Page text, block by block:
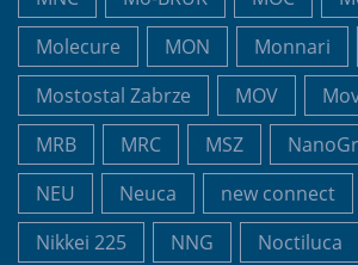
Molecure
MON Monnari
Mostostal Zabrze
MOV
MRB
MRC MSZ
NEU
Neuca new connect
Nikkei 225
NNG
Noctiluca